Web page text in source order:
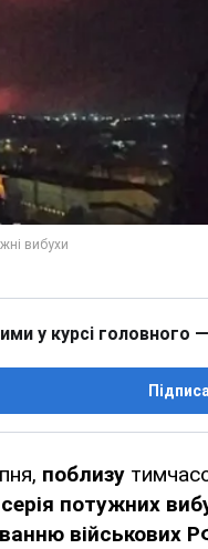
у курсі головного
поблизу
серія потужних
військових